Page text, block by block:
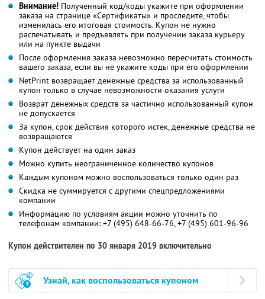
Внимание! Полученный код/коды укажите при оформлении
заказа на странице «Сертификаты» и проследите, чтобы
изменилась его итоговая стоимость. Купон не нужно
распечатывать и предъявлять при получении заказа курьеру
или на пункте выдачи
После оформления заказа невозможно пересчитать стоимость
вашего заказа, если вы не укажите коды при его оформлении
NetPrint возвращает денежные средства за использованный
купон только в случае невозможности оказания услуги
Возврат денежных средств за частично использованный купон
не допускается
За купон, срок действия которого истек, денежные средства не
возвращаются
Купон действует на один заказ
Можно купить неограниченное количество купонов
Каждым купоном можно воспользоваться только один раз
Скидка не суммируется с другими спецпредложениями
компании
Информацию по условиям акции можно уточнить по
телефонам компании: +7 (495) 648-66-76, +7 (495) 601-96-96
Купон действителен по 30 января 2019 включительно
Узнай, как воспользоваться купоном